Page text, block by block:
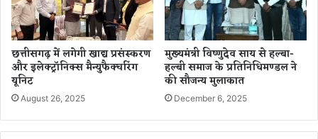
म
चा
ह
ड़
कं
प
छत्तीसगढ़ में लगेगी खाद्य प्रसंस्करण
और इलेक्ट्रॉनिक्स मैन्युफैक्चरिंग
यूनिट
August 26, 2025
मुख्यमंत्री विष्णुदेव साय से हल्बा-
हल्बी समाज के प्रतिनिधिमण्डल ने
की सौजन्य मुलाकात
December 6, 2025